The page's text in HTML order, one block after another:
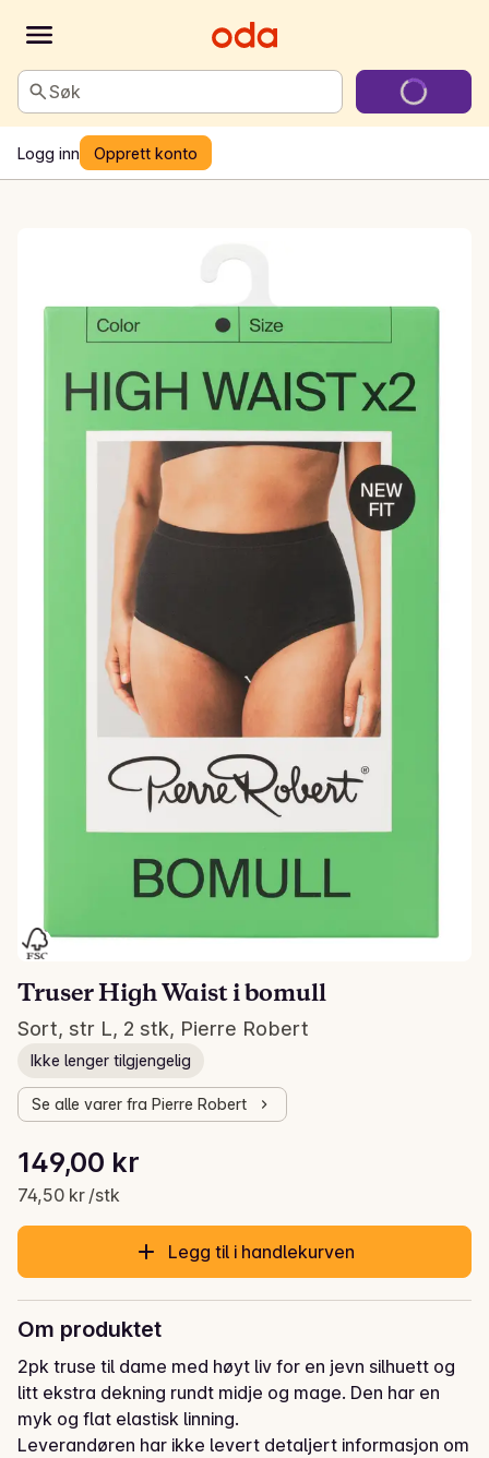
Søk
Logg inn Opprett konto
Truser High Waist i bomull
Sort, str L, 2 stk, Pierre Robert
Ikke lenger tilgjengelig
Se alle varer fra Pierre Robert
Gjeldende pris er: 149,00 kr
149,00 kr
74,50 kr /stk
Stykkpris: 74,50 kr /stk
Legg til i handlekurven
Om produktet
2pk truse til dame med høyt liv for en jevn silhuett og
litt ekstra dekning rundt midje og mage. Den har en
myk og flat elastisk linning.
Leverandøren har ikke levert detaljert informasjon om